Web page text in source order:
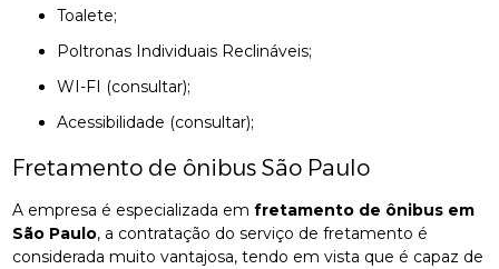
Toalete;
Poltronas Individuais Reclináveis;
WI-FI (consultar);
Acessibilidade (consultar);
Fretamento de ônibus São Paulo
A empresa é especializada emfretamento de ônibus em
São Paulo, a contratação do serviço de fretamento é
considerada muito vantajosa, tendo em vista que é capaz de